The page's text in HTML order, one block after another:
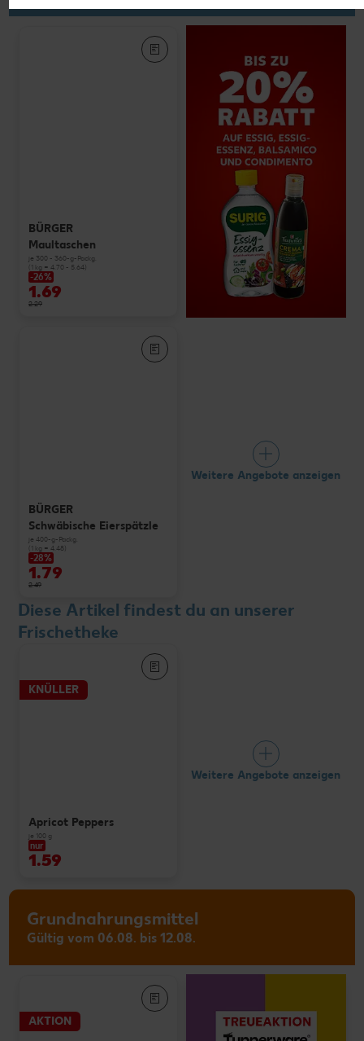
BÜRGER
Maultaschen
je 300 - 360-g-Packg.
(1 kg = 4.70 - 5.64)
-26%
1.69
2.29
BÜRGER
Schwäbische Eierspätzle
je 400-g-Packg.
(1 kg = 4.48)
-28%
1.79
2.49
Weitere Angebote anzeigen
Diese Artikel findest du an unserer
Frischetheke
KNÜLLER
Apricot Peppers
je 100 g
nur
1.59
Weitere Angebote anzeigen
Grundnahrungsmittel
Gültig vom 06.08. bis 12.08.
AKTION